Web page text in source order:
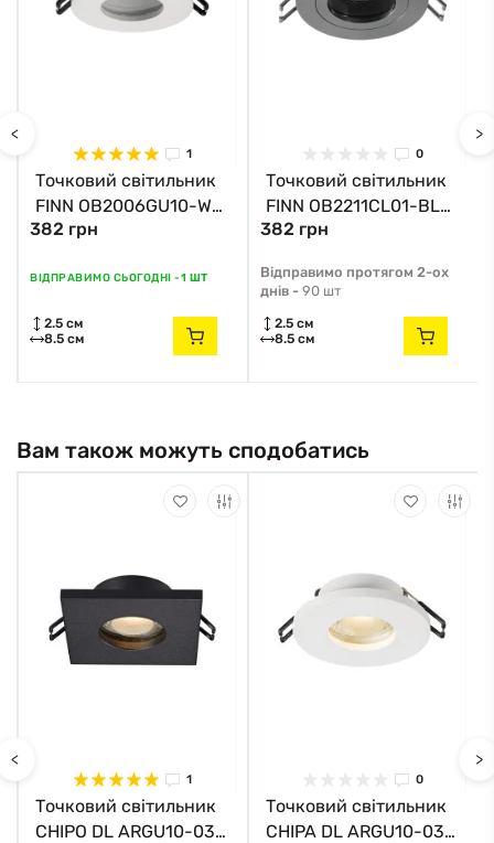
<
1
Точковий світильник
FINN OB2006GU10-WH
Zuma Line
382 грн
ВІДПРАВИМО СЬОГОДНІ -1 ШТ
2.5 см
8.5 см
0
Точковий світильник
FINN OB2211CL01-BL
Zuma Line
382 грн
Відправимо протягом 2-ох
днів - 90 шт
2.5 см
8.5 см
>
Вам також можуть сподобатись
<
1
Точковий світильник
CHIPO DL ARGU10-032
0
Точковий світильник
CHIPA DL ARGU10-033
>